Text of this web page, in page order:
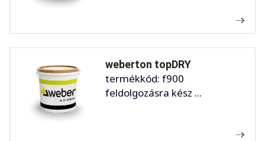
weberton topDRY
termékkód: f900
feldolgozásra kész ...